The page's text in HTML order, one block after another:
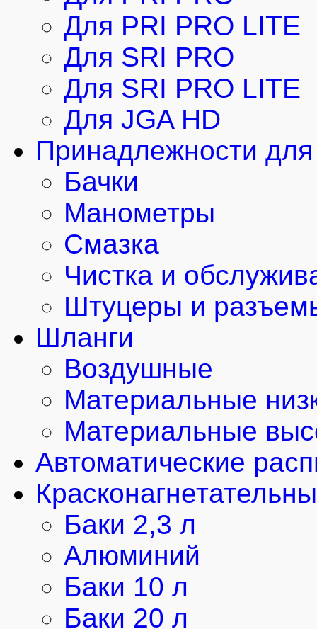
Для PRI PRO LITE
Для SRI PRO
Для SRI PRO LITE
Для JGA HD
Принадлежности для
Бачки
Манометры
Смазка
Чистка и
Штуцеры и
Шланги
Воздушные
Материальные
Материальные
Автоматические
Баки 2,3 л
Алюминий
Баки 10 л
Баки 20 л